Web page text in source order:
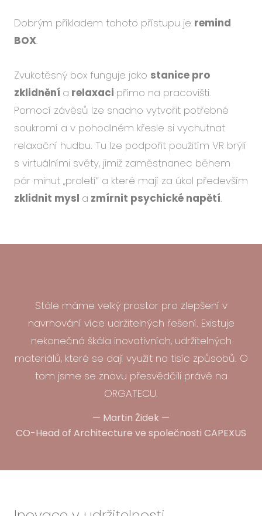
Dobrým příkladem tohoto přístupu je remind
BOX.
Zvukotěsný box funguje jako stanice pro
zklidnění a relaxaci přímo na pracovišti.
Pomocí závěsů lze snadno vytvořit potřebné
soukromí a v pohodlném křesle si vychutnat
relaxační hudbu. Tu lze podpořit použitím VR brýlí
s virtuálními světy, jimiž zaměstnanec během
pár minut „proletí“ a které mají za úkol především
zklidnit mysl a zmírnit psychické napětí.
Stále máme velký prostor pro zlepšení v
navrhování více udržitelných řešení. Existuje
nekonečná škála inovativních, udržitelných
materiálů, které se dají využít na tisíc způsobů. O
tom jsme se znovu přesvědčili právě na
ORGATECU.
— Martin Židek —
CO-Head of Architecture ve společnosti CAPEXUS